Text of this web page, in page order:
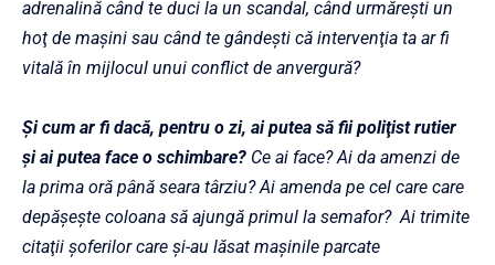
adrenalină când te duci la un scandal, când urmăreşti un
hoţ de maşini sau când te gândeşti că intervenţia ta ar fi
vitală în mijlocul unui conflict de anvergură?
Şi cum ar fi dacă, pentru o zi, ai putea să fii poliţist rutier
şi ai putea face o schimbare? Ce ai face? Ai da amenzi de
la prima oră până seara târziu? Ai amenda pe cel care care
depăşeşte coloana să ajungă primul la semafor? Ai trimite
citaţii şoferilor care şi-au lăsat maşinile parcate